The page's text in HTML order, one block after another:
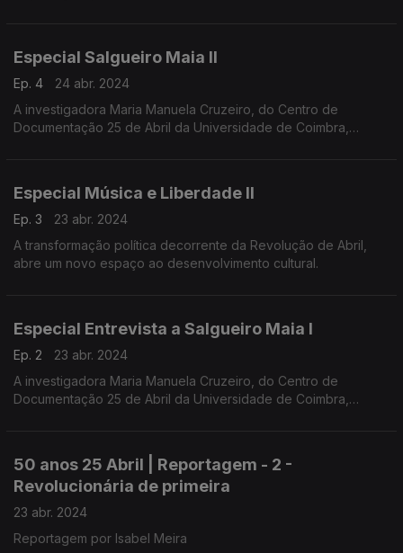
Especial Salgueiro Maia II
Ep. 4
24 abr. 2024
A investigadora Maria Manuela Cruzeiro, do Centro de
Documentação 25 de Abril da Universidade de Coimbra,
Especial Música e Liberdade II
Ep. 3
23 abr. 2024
A transformação política decorrente da Revolução de Abril,
abre um novo espaço ao desenvolvimento cultural.
Especial Entrevista a Salgueiro Maia I
Ep. 2
23 abr. 2024
A investigadora Maria Manuela Cruzeiro, do Centro de
Documentação 25 de Abril da Universidade de Coimbra,
50 anos 25 Abril | Reportagem - 2 -
Revolucionária de primeira
23 abr. 2024
Reportagem por Isabel Meira